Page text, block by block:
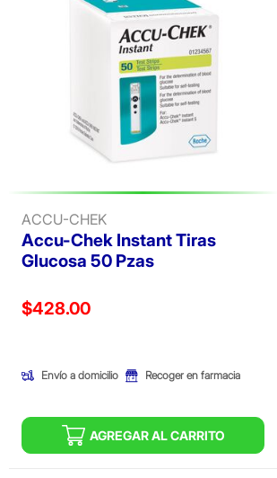
ACCU-CHEK
Accu-Chek Instant Tiras
Glucosa 50 Pzas
Precio reducido de
$428.00
Envío a domicilio Recoger en farmacia
AGREGAR AL CARRITO